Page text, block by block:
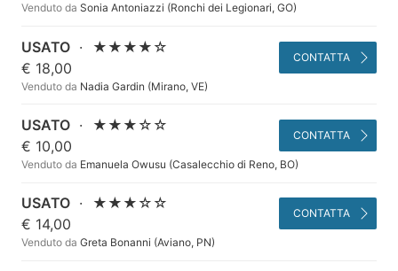
Venduto da Sonia Antoniazzi (Ronchi dei Legionari, GO)
USATO ·
★★★★☆
€ 18,00
Venduto da Nadia Gardin (Mirano, VE)
CONTATTA
USATO ·
★★★☆☆
€ 10,00
Venduto da Emanuela Owusu (Casalecchio di Reno, BO)
CONTATTA
USATO ·
★★★☆☆
€ 14,00
Venduto da Greta Bonanni (Aviano, PN)
CONTATTA